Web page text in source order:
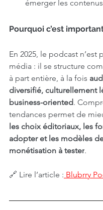
émerger les
Pourquoi c’est
En 2025, le podcast n’est
média : il se structure
à part entière, à la fois
diversifié, culturellement
business-oriented.
tendances permet de
les choix éditoriaux, les
adopter et les modèles
monétisation à tester.
🔗 Lire l’article : Blubrry